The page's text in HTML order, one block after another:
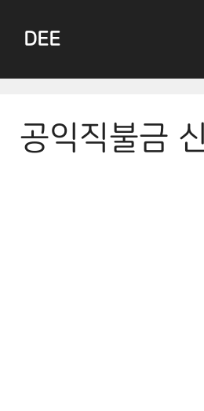
DEE
공익직불금